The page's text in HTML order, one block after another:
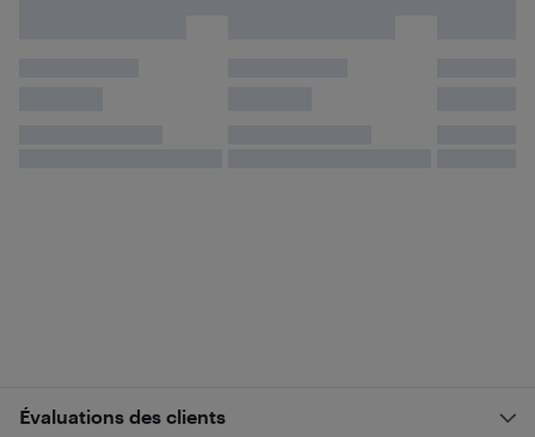
Évaluations des clients